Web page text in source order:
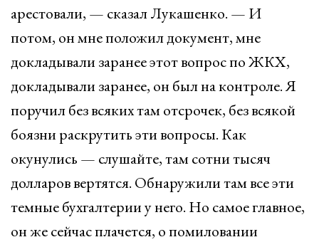
арестовали, — сказал Лукашенко. — И
потом, он мне положил документ, мне
докладывали заранее этот вопрос по ЖКХ,
докладывали заранее, он был на контроле. Я
поручил без всяких там отсрочек, без всякой
боязни раскрутить эти вопросы. Как
окунулись — слушайте, там сотни тысяч
долларов вертятся. Обнаружили там все эти
темные бухгалтерии у него. Но самое главное,
он же сейчас плачется, о помиловании